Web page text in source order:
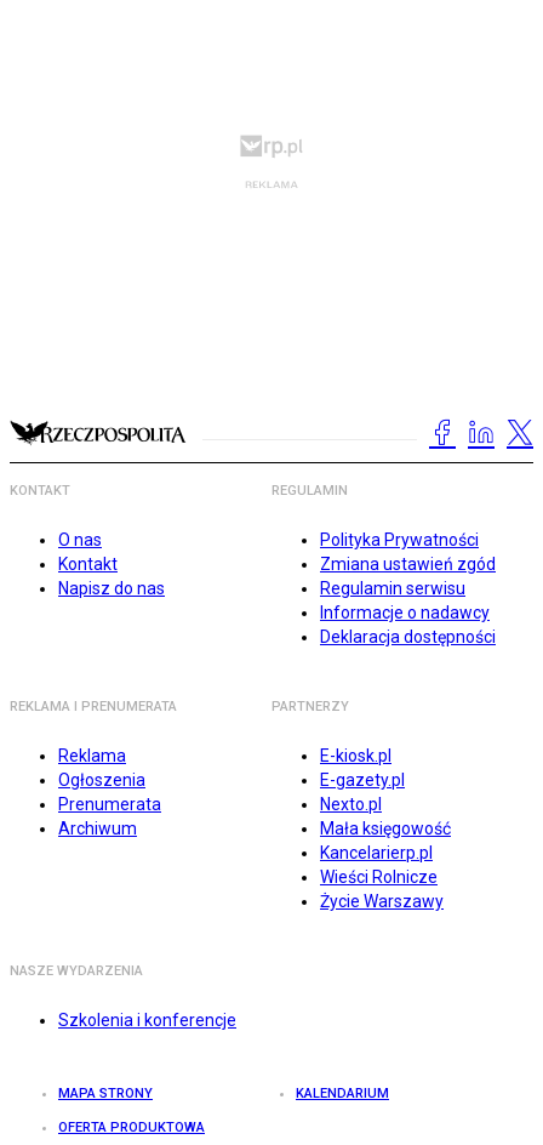
KONTAKT
O nas
Kontakt
Napisz do nas
REGULAMIN
Polityka Prywatności
Zmiana ustawień zgód
Regulamin serwisu
Informacje o nadawcy
Deklaracja dostępności
REKLAMA I PRENUMERATA
Reklama
Ogłoszenia
Prenumerata
Archiwum
PARTNERZY
E-kiosk.pl
E-gazety.pl
Nexto.pl
Mała księgowość
Kancelarierp.pl
Wieści Rolnicze
Życie Warszawy
NASZE WYDARZENIA
Szkolenia i konferencje
MAPA STRONY KALENDARIUM
OFERTA PRODUKTOWA